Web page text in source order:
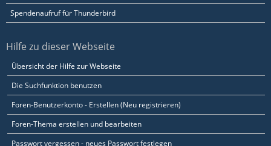
Spendenaufruf für Thunderbird
Hilfe zu dieser Webseite
Übersicht der Hilfe zur Webseite
Die Suchfunktion benutzen
Foren-Benutzerkonto - Erstellen (Neu registrieren)
Foren-Thema erstellen und bearbeiten
Passwort vergessen - neues Passwort festlegen